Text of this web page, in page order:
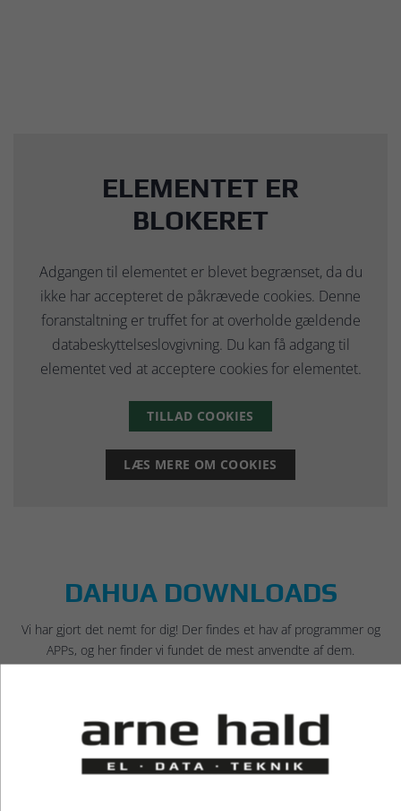
ELEMENTET ER
BLOKERET
Adgangen til elementet er blevet begrænset, da du
ikke har accepteret de påkrævede cookies. Denne
foranstaltning er truffet for at overholde gældende
databeskyttelseslovgivning. Du kan få adgang til
elementet ved at acceptere cookies for elementet.
TILLAD COOKIES
LÆS MERE OM COOKIES
DAHUA DOWNLOADS
Vi har gjort det nemt for dig! Der findes et hav af programmer og
APPs, og her finder vi fundet de mest anvendte af dem.
Et program til at afspille gemte optagelser
Værktøj til at opdatere Dahua produkter
SmartPSS Lite (MAC)
Se live og optagelser fra Dahua